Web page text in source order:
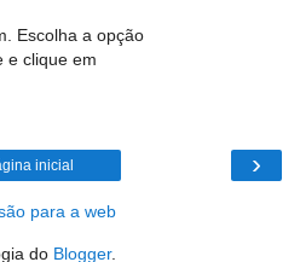
Escolha a opção
e clique em
›
inicial
para a web
do Blogger.